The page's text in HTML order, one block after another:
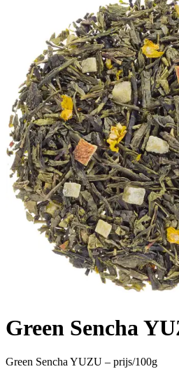
Green Sencha
Green Sencha YUZU – prijs/100g